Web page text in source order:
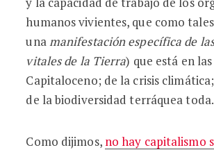
humanos vivientes, que como
unamanifestación específica de
vitales de la Tierra) que está en
Capitaloceno; de la crisis
de la biodiversidad terráquea toda.
Como dijimos, no hay capitalismo